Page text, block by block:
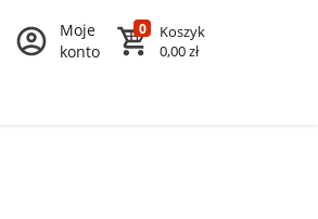
Moje
konto
0
Koszyk
0,00 zł